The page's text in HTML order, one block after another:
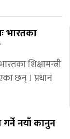
भारतका
शिक्षामन्त्री
छन् । प्रधान
नयाँ कानुन